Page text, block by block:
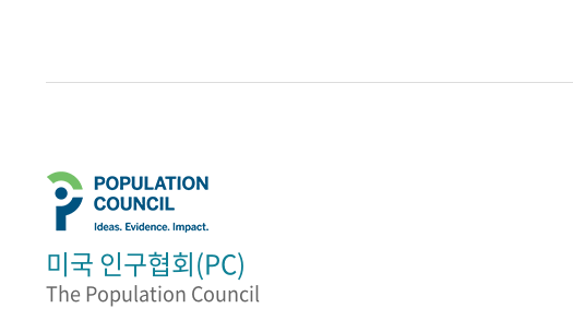
미국 인구협회(PC)
The Population Council